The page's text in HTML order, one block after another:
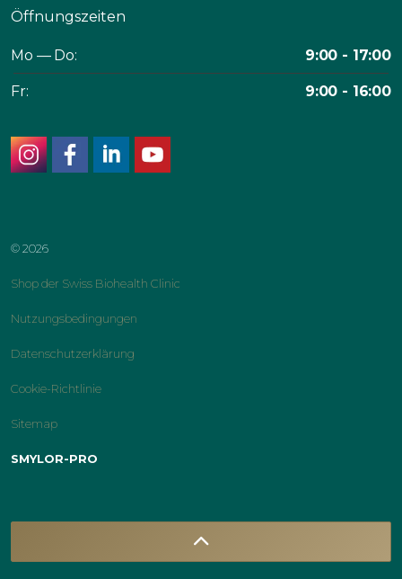
Öffnungszeiten
Mo — Do: 9:00 - 17:00
Fr: 9:00 - 16:00
© 2026
Shop der Swiss Biohealth Clinic
Nutzungsbedingungen
Datenschutzerklärung
Cookie-Richtlinie
Sitemap
SMYLOR-PRO